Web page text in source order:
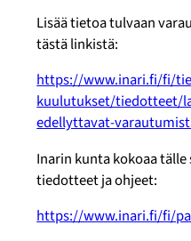
Lisää tietoa tulvaan
tästä linkistä:
https://www.inari.fi/fi/
kuulutukset/tiedotteet/
edellyttavat-
Inarin kunta kokoaa
tiedotteet ja ohjeet:
https://www.inari.fi/fi/